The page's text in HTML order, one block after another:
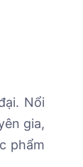
Nổi
gia,
phẩm